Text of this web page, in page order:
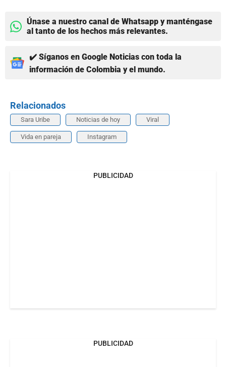
Únase a nuestro canal de Whatsapp y manténgase
al tanto de los hechos más relevantes.
✔️ Síganos en Google Noticias con toda la
información de Colombia y el mundo.
Relacionados
Sara Uribe Noticias de hoy Viral
Vida en pareja Instagram
PUBLICIDAD
PUBLICIDAD